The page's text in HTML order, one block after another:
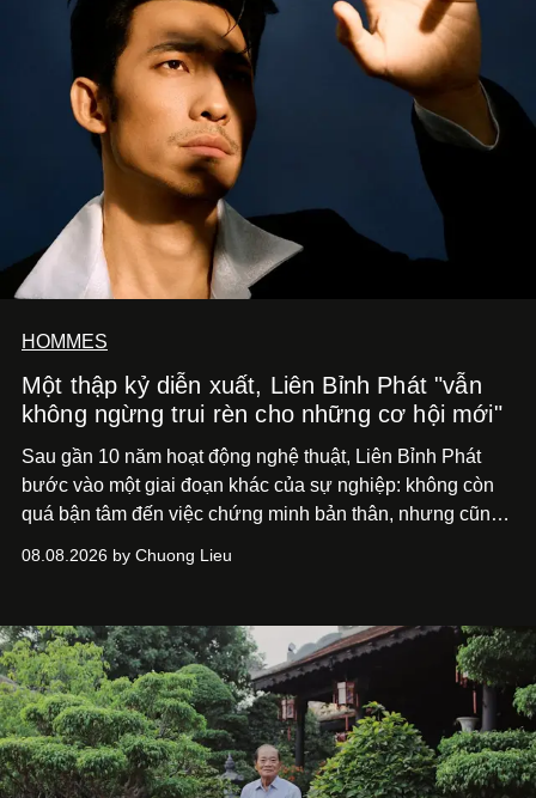
HOMMES
Một thập kỷ diễn xuất, Liên Bỉnh Phát "vẫn
không ngừng trui rèn cho những cơ hội mới"
Sau gần 10 năm hoạt động nghệ thuật, Liên Bỉnh Phát
bước vào một giai đoạn khác của sự nghiệp: không còn
quá bận tâm đến việc chứng minh bản thân, nhưng cũng
phim điện ảnh trong nửa đầu 2026 đến hành trình trở lại
bằng một tâm thế điềm tĩnh hơn. Anh tiếp tục học hỏi, trau
dồi và chờ đợi những vai diễn đủ sức đưa mình đến
những vùng đất mới. Ở tuổi ngoài 30, điều anh theo đuổi
không phải những đích đến quá lớn, mà là khả năng luôn
tiến về phía trước.
08.08.2026 by Chuong Lieu